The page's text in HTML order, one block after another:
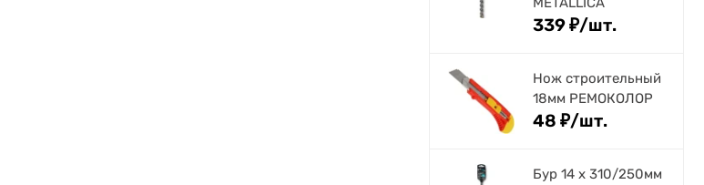
339₽/шт.
Нож строительный
18мм РЕМОКОЛОР
48 ₽/шт.
Бур 14 х 310/250мм